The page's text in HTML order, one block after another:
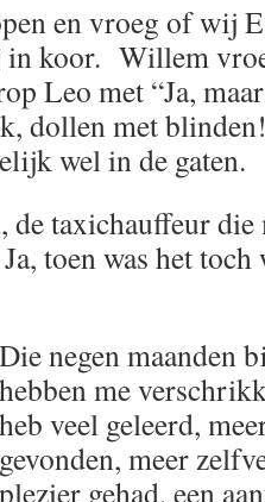
en vroeg of wij
koor. Willem
Leo met “Ja,
dollen met
wel in de gaten.
de taxichauffeur
toen was het
Die negen maanden
hebben me
heb veel geleerd,
gevonden, meer
plezier gehad, een